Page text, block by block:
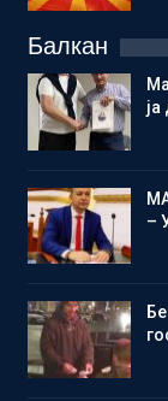
Балкан
–